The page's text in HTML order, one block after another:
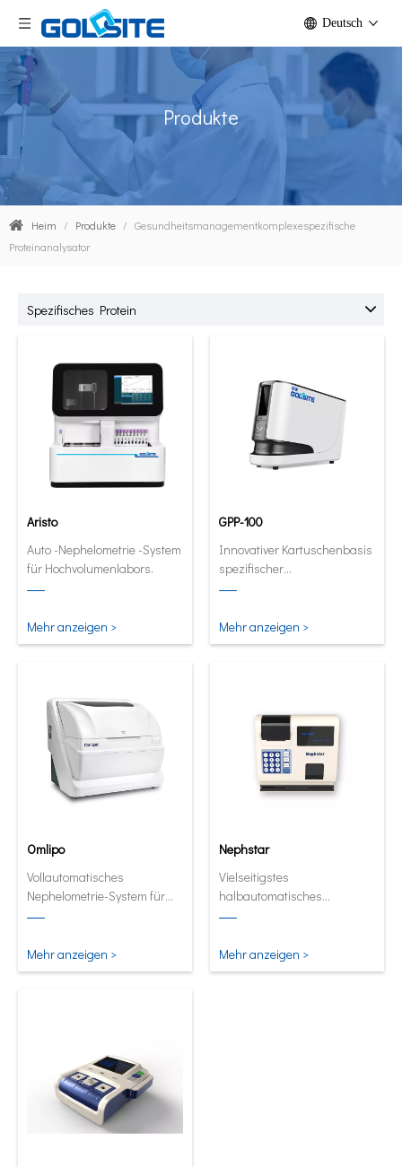
Deutsch
Produkte
Heim / Produkte / Gesundheitsmanagementkomplexespezifische
Proteinanalysator
Spezifisches Protein
Aristo
Auto -Nephelometrie -System
für Hochvolumenlabors.
Mehr anzeigen >
GPP-100
Innovativer Kartuschenbasis
spezifischer
Proteinanalysator. Full
quantitative Analysator in
seiner kleinsten und
Mehr anzeigen >
Omlipo
Vollautomatisches
Nephelometrie-System für
Labors mit mittlerer bis hoher
Mehr anzeigen >
Nephstar
Vielseitigstes
halbautomatisches
Analysegerät für spezifische
Mehr anzeigen >